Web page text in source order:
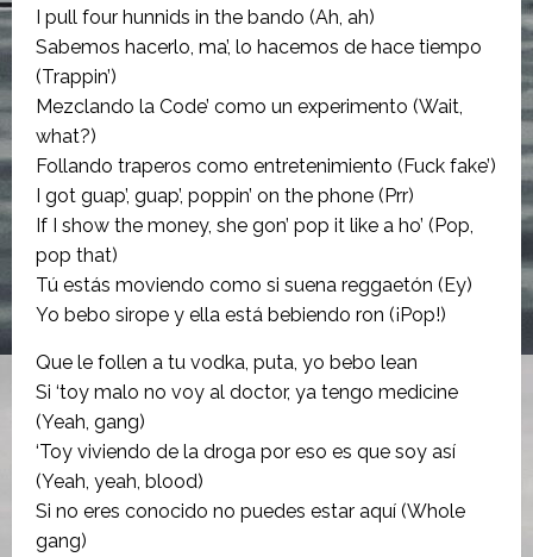
I pull four hunnids in the bando (Ah, ah)
Sabemos hacerlo, ma’, lo hacemos de hace tiempo
(Trappin’)
Mezclando la Code’ como un experimento (Wait,
what?)
Follando traperos como entretenimiento (Fuck fake’)
I got guap’, guap’, poppin’ on the phone (Prr)
If I show the money, she gon’ pop it like a ho’ (Pop,
pop that)
Tú estás moviendo como si suena reggaetón (Ey)
Yo bebo sirope y ella está bebiendo ron (¡Pop!)
Que le follen a tu vodka, puta, yo bebo lean
Si ‘toy malo no voy al doctor, ya tengo medicine
(Yeah, gang)
‘Toy viviendo de la droga por eso es que soy así
(Yeah, yeah, blood)
Si no eres conocido no puedes estar aquí (Whole
gang)